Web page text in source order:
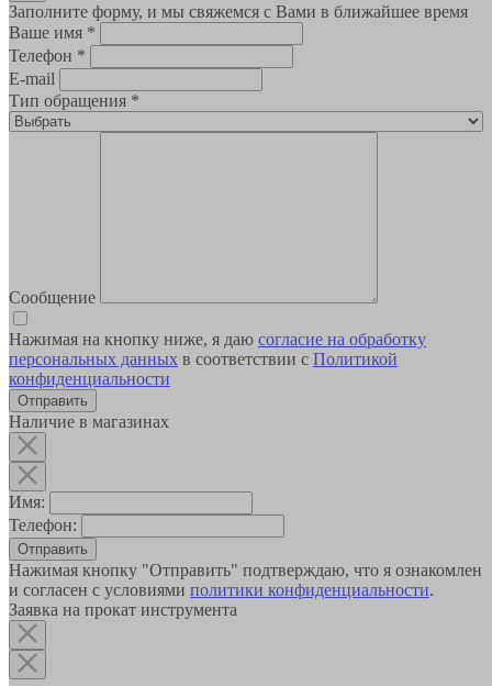
Заполните форму, и мы свяжемся с Вами в ближайшее время
Ваше имя *
Телефон *
E-mail
Тип обращения *
Сообщение
Нажимая на кнопку ниже, я даю согласие на обработку
персональных данных в соответствии с Политикой
конфиденциальности
Наличие в магазинах
Имя:
Телефон:
Отправить
Нажимая кнопку "Отправить" подтверждаю, что я ознакомлен
и согласен с условиями политики конфиденциальности.
Заявка на прокат инструмента